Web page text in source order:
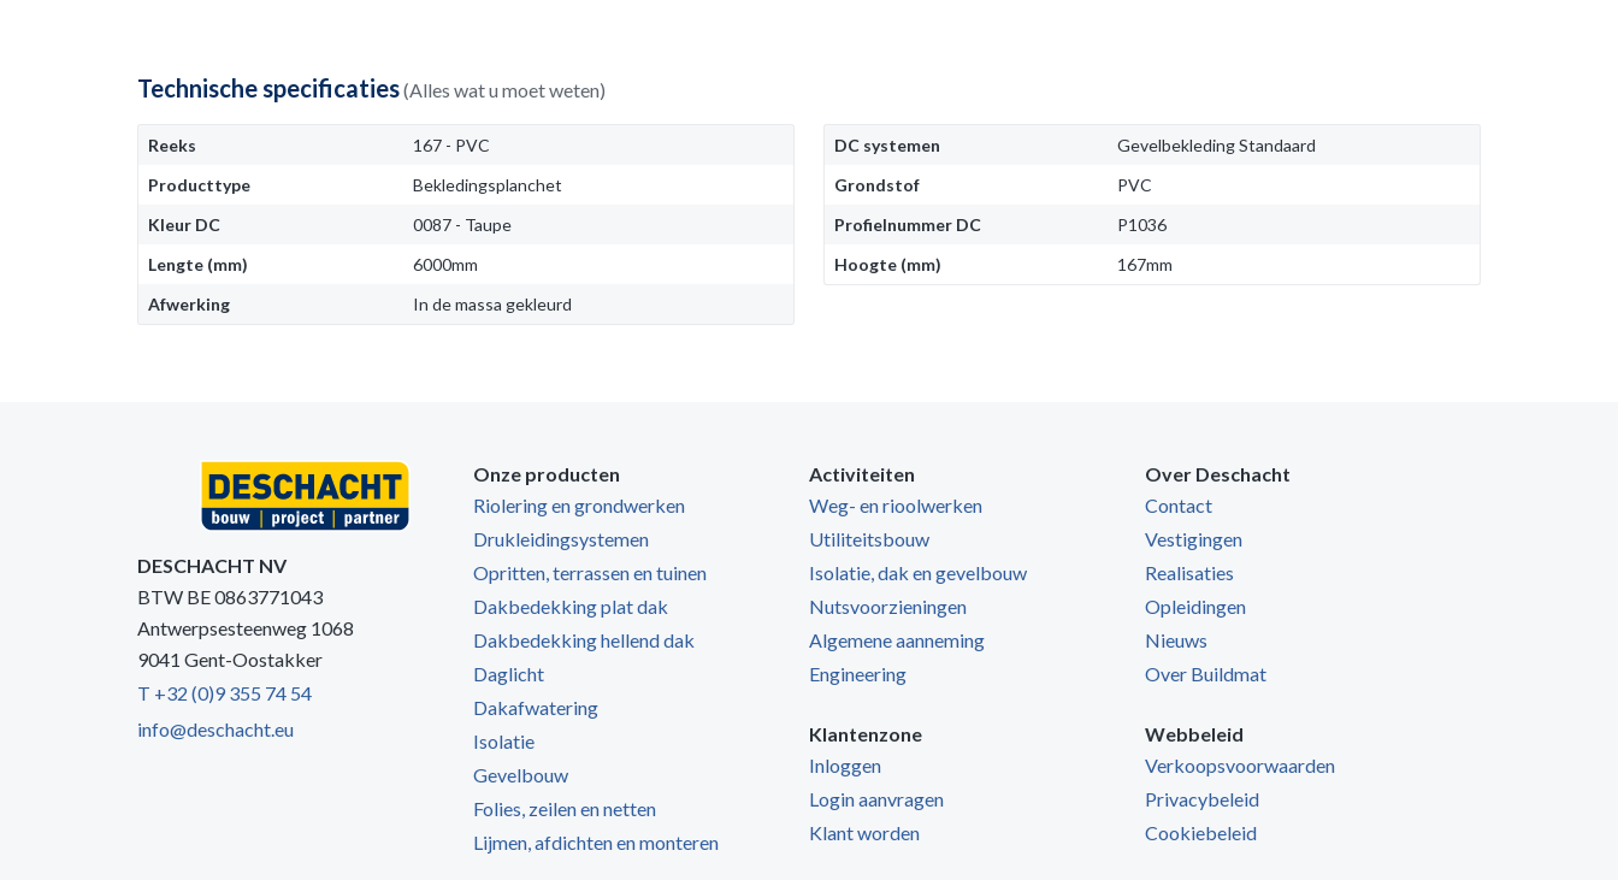
Technische specificaties(Alles wat u moet weten)
Reeks
167 - PVC
Producttype
Bekledingsplanchet
Kleur DC
0087 - Taupe
Lengte (mm)
6000mm
Afwerking
In de massa gekleurd
DC systemen
Gevelbekleding Standaard
Grondstof
PVC
Profielnummer DC
P1036
Hoogte (mm)
167mm
DESCHACHT NV
BTW BE 0863771043
Antwerpsesteenweg 1068
9041 Gent-Oostakker
T +32 (0)9 355 74 54
info@deschacht.eu
Onze producten
Riolering en grondwerken
Drukleidingsystemen
Opritten, terrassen en tuinen
Dakbedekking plat dak
Dakbedekking hellend dak
Daglicht
Dakafwatering
Isolatie
Gevelbouw
Folies, zeilen en netten
Lijmen, afdichten en monteren
Activiteiten
Weg- en rioolwerken
Utiliteitsbouw
Isolatie, dak en gevelbouw
Nutsvoorzieningen
Algemene aanneming
Engineering
Klantenzone
Inloggen
Login aanvragen
Klant worden
Over Deschacht
Contact
Vestigingen
Realisaties
Opleidingen
Nieuws
Over Buildmat
Webbeleid
Verkoopsvoorwaarden
Privacybeleid
Cookiebeleid